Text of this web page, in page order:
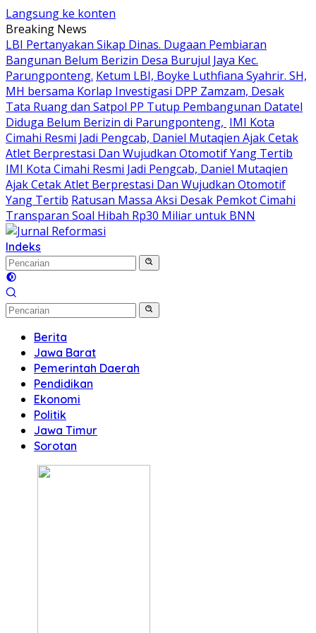
Langsung ke konten
Breaking News
LBI Pertanyakan Sikap Dinas. Dugaan Pembiaran
Bangunan Belum Berizin Desa Burujul Jaya Kec.
Parungponteng. Ketum LBI, Boyke Luthfiana Syahrir. SH,
MH bersama Korlap Investigasi DPP Zamzam, Desak
Tata Ruang dan Satpol PP Tutup Pembangunan Datatel
Diduga Belum Berizin di Parungponteng, IMI Kota
Cimahi Resmi Jadi Pengcab, Daniel Mutaqien Ajak Cetak
Atlet Berprestasi Dan Wujudkan Otomotif Yang Tertib
IMI Kota Cimahi Resmi Jadi Pengcab, Daniel Mutaqien
Ajak Cetak Atlet Berprestasi Dan Wujudkan Otomotif
Yang Tertib Ratusan Massa Aksi Desak Pemkot Cimahi
Transparan Soal Hibah Rp30 Miliar untuk BNN
Indeks
Berita
Jawa Barat
Pemerintah Daerah
Pendidikan
Ekonomi
Politik
Jawa Timur
Sorotan